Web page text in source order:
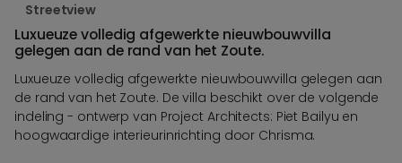
Streetview
Luxueuze volledig afgewerkte nieuwbouwvilla
gelegen aan de rand van het Zoute.
Luxueuze volledig afgewerkte nieuwbouwvilla gelegen aan
de rand van het Zoute. De villa beschikt over de volgende
indeling - ontwerp van Project Architects: Piet Bailyu en
hoogwaardige interieurinrichting door Chrisma.